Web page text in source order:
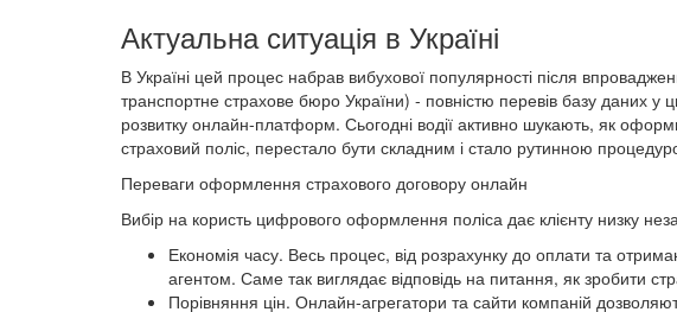
Актуальна ситуація в Україні
В Україні цей процес набрав вибухової популярності після
транспортне страхове бюро України) - повністю перевів базу даних
розвитку онлайн-платформ. Сьогодні водії активно шукають, як
страховий поліс, перестало бути складним і стало рутинною
Переваги оформлення страхового договору онлайн
Вибір на користь цифрового оформлення поліса дає клієнту низку
Економія часу. Весь процес, від розрахунку до оплати та
агентом. Саме так виглядає відповідь на питання, як зробити
Порівняння цін. Онлайн-агрегатори та сайти компаній